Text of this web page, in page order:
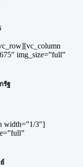
img_size=”full”
รัฐ
width=”1/3″]